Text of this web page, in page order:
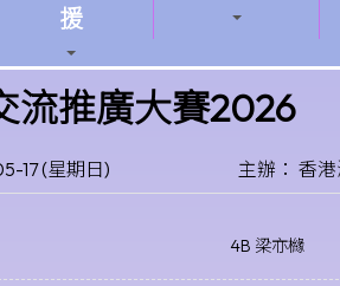
援
流推廣大賽2026
17 (星期日) 主辦： 香
4B 梁亦櫞